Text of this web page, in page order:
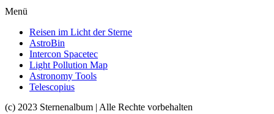
Menü
Reisen im Licht der Sterne
AstroBin
Intercon Spacetec
Light Pollution Map
Astronomy Tools
Telescopius
(c) 2023 Sternenalbum | Alle Rechte vorbehalten